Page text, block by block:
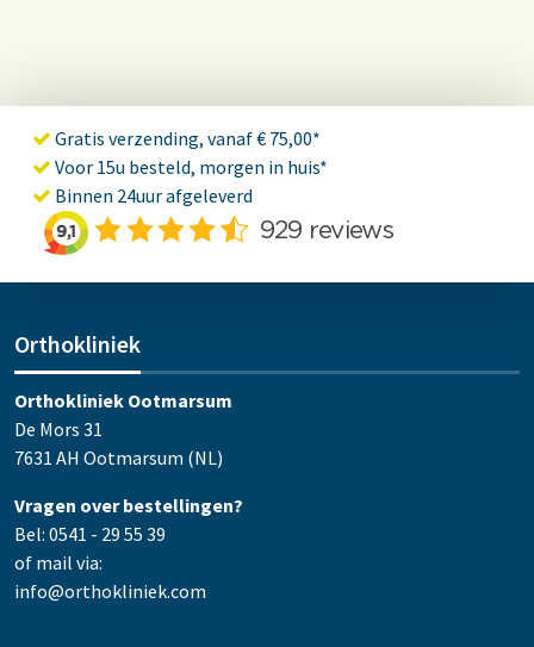
Gratis verzending, vanaf € 75,00*
Voor 15u besteld, morgen in huis*
Binnen 24uur afgeleverd
Orthokliniek
Orthokliniek Ootmarsum
De Mors 31
7631 AH Ootmarsum (NL)
Vragen over bestellingen?
Bel: 0541 - 29 55 39
of mail via:
info@orthokliniek.com